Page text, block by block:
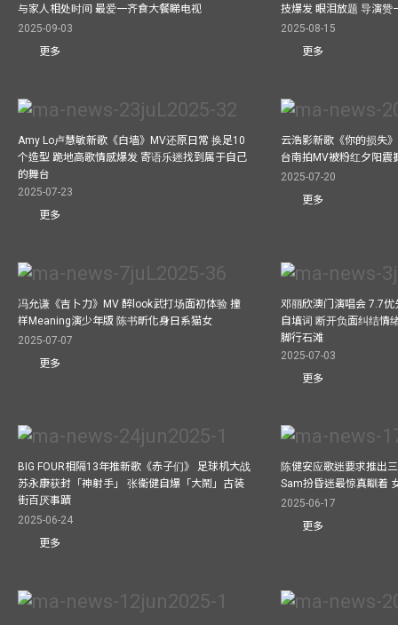
与家人相处时间 最爱一齐食大餐睇电视
2025-09-03
更多
技爆发 眼泪放题 导演
2025-08-15
更多
Amy Lo卢慧敏新歌《白墙》MV还原日常 换足10
个造型 跪地高歌情感爆发 寄语乐迷找到属于自己
的舞台
2025-07-23
更多
云浩影新歌《你的损失
台南拍MV被粉红夕阳震
2025-07-20
更多
冯允谦《吉卜力》MV 醉look武打场面初体验 撞
样Meaning演少年版 陈书昕化身日系猫女
2025-07-07
更多
邓丽欣澳门演唱会 7.7
自填词 断开负面纠结情
脚行石滩
2025-07-03
更多
BIG FOUR相隔13年推新歌《赤子们》 足球机大战
苏永康获封「神射手」 张衞健自爆「大鬧」古装
街百厌事蹟
2025-06-24
更多
陈健安应歌迷要求推出
Sam扮昏迷最惊真瞓着
2025-06-17
更多